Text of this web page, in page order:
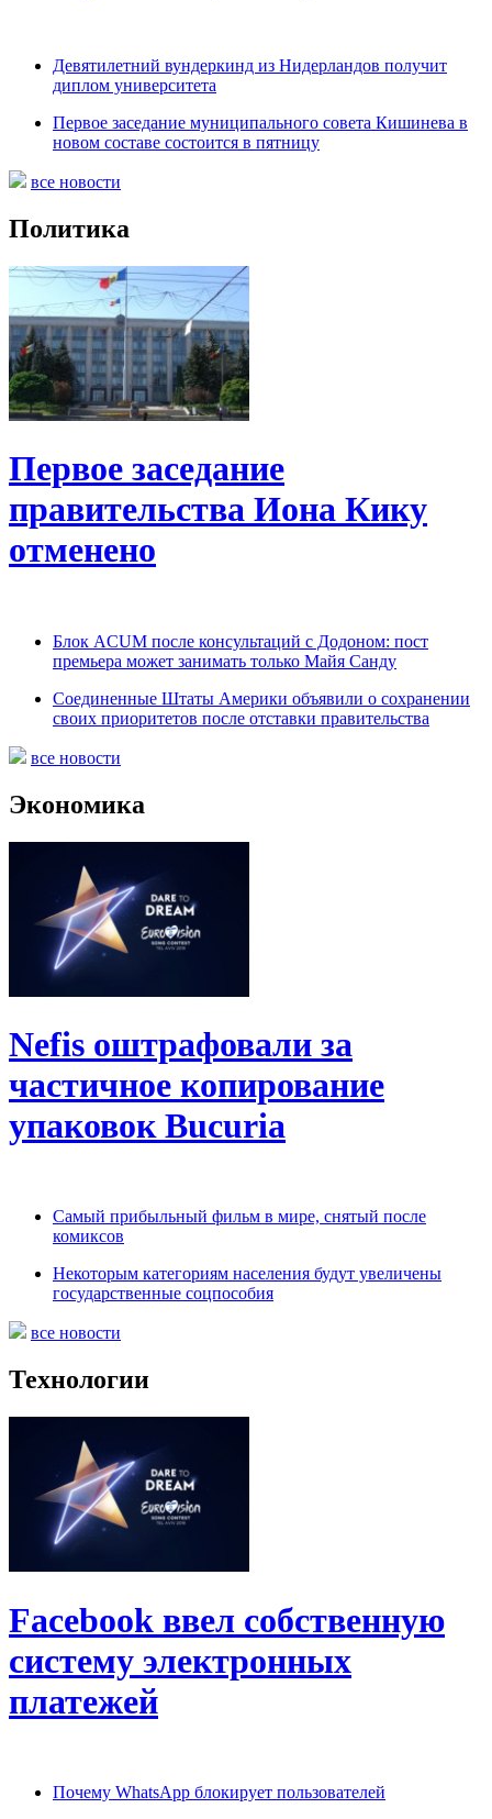
Девятилетний вундеркинд из Нидерландов получит
диплом университета
Первое заседание муниципального совета Кишинева в
новом составе состоится в пятницу
все новости
Политика
Первое заседание
правительства Иона Кику
отменено
Блок ACUM после консультаций с Додоном: пост
премьера может занимать только Майя Санду
Соединенные Штаты Америки объявили о сохранении
своих приоритетов после отставки правительства
все новости
Экономика
Nefis оштрафовали за
частичное копирование
упаковок Bucuria
Самый прибыльный фильм в мире, снятый после
комиксов
Некоторым категориям населения будут увеличены
государственные соцпособия
все новости
Технологии
Facebook ввел собственную
систему электронных
платежей
Почему WhatsApp блокирует пользователей